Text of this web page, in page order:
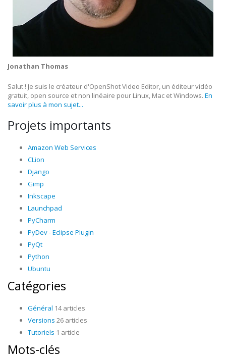
Jonathan Thomas
Salut ! Je suis le créateur d'OpenShot Video Editor, un éditeur vidéo
gratuit, open source et non linéaire pour Linux, Mac et Windows. En
savoir plus à mon sujet...
Projets importants
Amazon Web Services
CLion
Django
Gimp
Inkscape
Launchpad
PyCharm
PyDev - Eclipse Plugin
PyQt
Python
Ubuntu
Catégories
Général 14 articles
Versions 26 articles
Tutoriels 1 article
Mots-clés